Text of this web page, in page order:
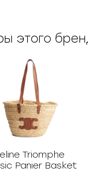
этого
Triomphe
Panier Basket